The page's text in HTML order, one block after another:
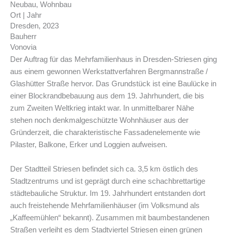
Neubau, Wohnbau
Ort | Jahr
Dresden, 2023
Bauherr
Vonovia
Der Auftrag für das Mehrfamilienhaus in Dresden-Striesen ging
aus einem gewonnen Werkstattverfahren Bergmannstraße /
Glashütter Straße hervor. Das Grundstück ist eine Baulücke in
einer Blockrandbebauung aus dem 19. Jahrhundert, die bis
zum Zweiten Weltkrieg intakt war. In unmittelbarer Nähe
stehen noch denkmalgeschützte Wohnhäuser aus der
Gründerzeit, die charakteristische Fassadenelemente wie
Pilaster, Balkone, Erker und Loggien aufweisen.
Der Stadtteil Striesen befindet sich ca. 3,5 km östlich des
Stadtzentrums und ist geprägt durch eine schachbrettartige
städtebauliche Struktur. Im 19. Jahrhundert entstanden dort
auch freistehende Mehrfamilienhäuser (im Volksmund als
„Kaffeemühlen“ bekannt). Zusammen mit baumbestandenen
Straßen verleiht es dem Stadtviertel Striesen einen grünen